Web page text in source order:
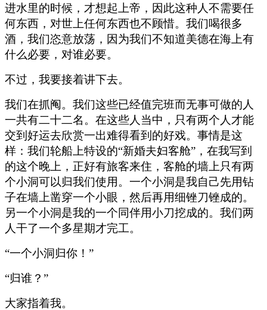
进水里的时候，才想起上帝，因此这种人不需要任
何东西，对世上任何东西也不顾惜。我们喝很多
酒，我们恣意放荡，因为我们不知道美德在海上有
什么必要，对谁必要。
不过，我要接着讲下去。
我们在抓阄。我们这些已经值完班而无事可做的人
一共有二十二名。在这些人当中，只有两个人才能
交到好运去欣赏一出难得看到的好戏。事情是这
样：我们轮船上特设的“新婚夫妇客舱”，在我写到
的这个晚上，正好有旅客来住，客舱的墙上只有两
个小洞可以归我们使用。一个小洞是我自己先用钻
子在墙上凿穿一个小眼，然后再用细锉刀锉成的。
另一个小洞是我的一个同伴用小刀挖成的。我们两
人干了一个多星期才完工。
“一个小洞归你！”
“归谁？”
大家指着我。